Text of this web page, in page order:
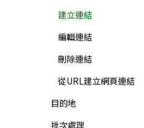
建立連結
編輯連結
刪除連結
從URL建立網頁連結
目的地
批次處理